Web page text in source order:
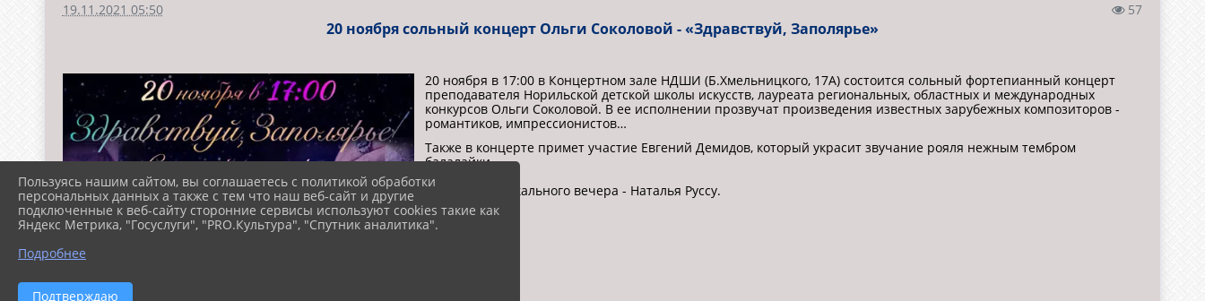
19.11.2021 05:50 57
20 ноября сольный концерт Ольги Соколовой - «Здравствуй, Заполярье»
20 ноября в 17:00 в Концертном зале НДШИ (Б.Хмельницкого, 17А) состоится сольный фортепианный концерт
преподавателя Норильской детской школы искусств, лауреата региональных, областных и международных
конкурсов Ольги Соколовой. В ее исполнении прозвучат произведения известных зарубежных композиторов -
романтиков, импрессионистов…
Также в концерте примет участие Евгений Демидов, который украсит звучание рояля нежным тембром
балалайки.
Ведущая музыкального вечера - Наталья Руссу.
Пользуясь нашим сайтом, вы соглашаетесь с политикой обработки
персональных данных а также с тем что наш веб-сайт и другие
подключенные к веб-сайту сторонние сервисы используют cookies такие как
Яндекс Метрика, "Госуслуги", "PRO.Культура", "Спутник аналитика".
Подробнее
Подтверждаю